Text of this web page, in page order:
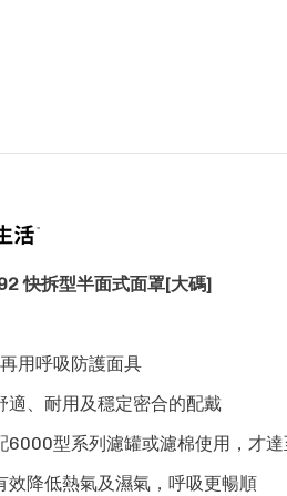
快拆型半面式面罩[大碼]
用呼吸防護面具
適、耐用及穩定密合的配戴
6000型系列濾罐或濾棉使用，才
效降低熱氣及濕氣，呼吸更暢順